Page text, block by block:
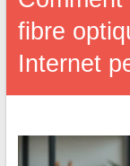
fibre
Internet